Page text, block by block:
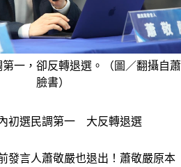
一，卻反轉退選。（圖／翻攝自
臉書）
初選民調第一　大反轉退選
發言人蕭敬嚴也退出！蕭敬嚴原本